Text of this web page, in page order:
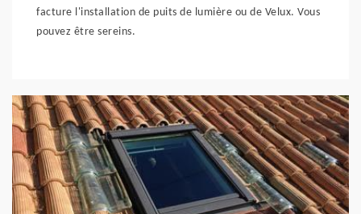
facture l'installation de puits de lumière ou de Velux. Vous
pouvez être sereins.